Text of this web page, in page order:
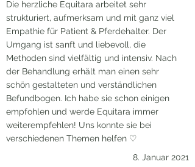
Die herzliche Equitara arbeitet sehr
strukturiert, aufmerksam und mit ganz viel
Empathie für Patient & Pferdehalter. Der
Umgang ist sanft und liebevoll, die
Methoden sind vielfältig und intensiv. Nach
der Behandlung erhält man einen sehr
schön gestalteten und verständlichen
Befundbogen. Ich habe sie schon einigen
empfohlen und werde Equitara immer
weiterempfehlen! Uns konnte sie bei
verschiedenen Themen helfen ♡
8. Januar 2021